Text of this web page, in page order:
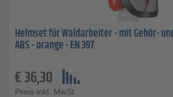
Helmset für Waldarbeiter - mit Gehör-
ABS - orange - EN 397
€36,30
Preis inkl. MwSt.